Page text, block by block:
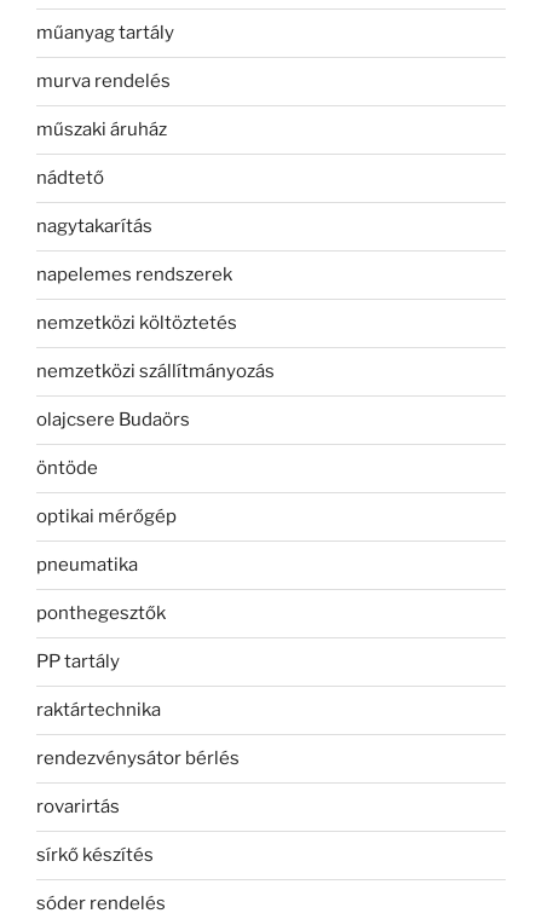
műanyag tartály
murva rendelés
műszaki áruház
nádtető
nagytakarítás
napelemes rendszerek
nemzetközi költöztetés
nemzetközi szállítmányozás
olajcsere Budaörs
öntöde
optikai mérőgép
pneumatika
ponthegesztők
PP tartály
raktártechnika
rendezvénysátor bérlés
rovarirtás
sírkő készítés
sóder rendelés